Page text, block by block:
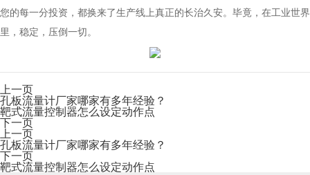
您的每一分投资，都换来了生产线上真正的长治久安。毕竟，在工业世界
里，稳定，压倒一切。
上一页
孔板流量计厂家哪家有多年经验？
靶式流量控制器怎么设定动作点
下一页
上一页
孔板流量计厂家哪家有多年经验？
下一页
靶式流量控制器怎么设定动作点